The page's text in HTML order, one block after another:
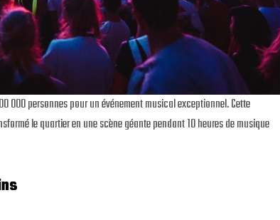
000 personnes pour un événement musical exceptionnel. Cette
le quartier en une scène géante pendant 10 heures de musique